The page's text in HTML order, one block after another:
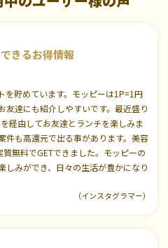
きるお得情報
を貯めています。モッピーは1P=1円
友達にも紹介しやすいです。最近盛り
経由してお友達とランチを楽しみま
件も高還元で出る事があります。美容
無料でGETできました。モッピーの
しみができ、日々の生活が豊かになり
（インスタグラマー）